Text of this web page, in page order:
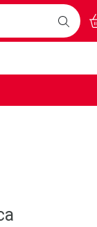
BAIXE
O APP